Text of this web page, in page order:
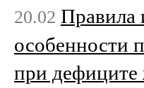
20.02 Правила
особенности
при дефиците